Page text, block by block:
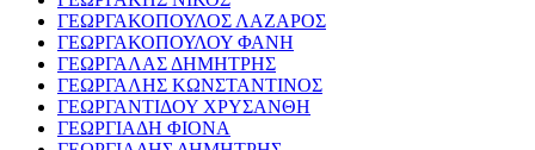
ΓΕΩΡΓΑΚΟΠΟΥΛΟΣ ΛΑΖΑΡΟΣ
ΓΕΩΡΓΑΚΟΠΟΥΛΟΥ ΦΑΝΗ
ΓΕΩΡΓΑΛΑΣ ΔΗΜΗΤΡΗΣ
ΓΕΩΡΓΑΛΗΣ ΚΩΝΣΤΑΝΤΙΝΟΣ
ΓΕΩΡΓΑΝΤΙΔΟΥ ΧΡΥΣΑΝΘΗ
ΓΕΩΡΓΙΑΔΗ ΦΙΟΝΑ